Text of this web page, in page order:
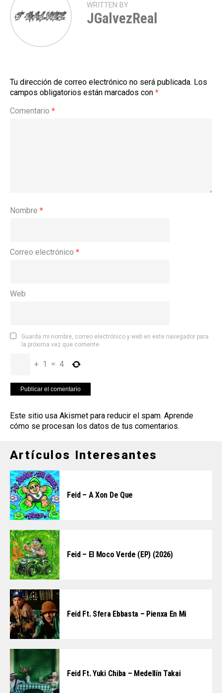
WRITTEN BY
JGalvezReal
Tu dirección de correo electrónico no será publicada. Los
campos obligatorios están marcados con *
Comentario *
Nombre *
Correo electrónico *
Web
Guarda mi nombre, correo electrónico y web en este navegador para
la próxima vez que comente.
+ 1 = 4
Este sitio usa Akismet para reducir el spam. Aprende
cómo se procesan los datos de tus comentarios.
Artículos Interesantes
Feid – A Xon De Que
Feid – El Moco Verde (EP) (2026)
Feid Ft. Sfera Ebbasta – Pienxa En Mi
Feid Ft. Yuki Chiba – Medellín Takai